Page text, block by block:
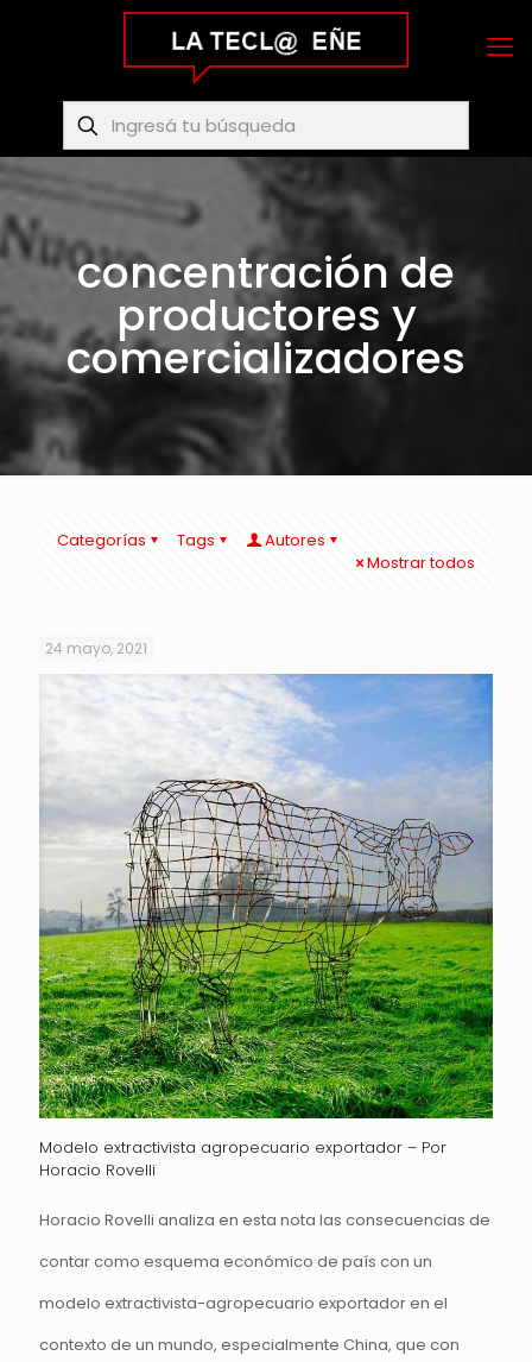
concentración de
productores y
comercializadores
Categorías Tags
Autores
Mostrar todos
24 mayo, 2021
Modelo extractivista agropecuario exportador – Por
Horacio Rovelli
Horacio Rovelli analiza en esta nota las consecuencias de
contar como esquema económico de país con un
modelo extractivista-agropecuario exportador en el
contexto de un mundo, especialmente China, que con